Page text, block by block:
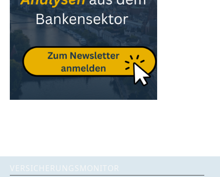
VERSICHERUNGSMONITOR